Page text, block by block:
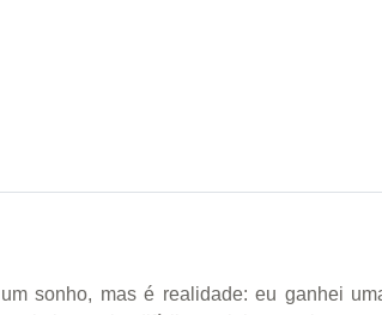
sonho, mas é realidade: eu ganhei